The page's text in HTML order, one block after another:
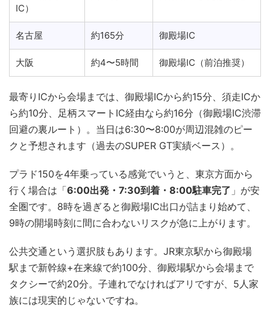
IC）
名古屋 約165分 御殿場IC
大阪 約4〜5時間 御殿場IC（前泊推奨）
最寄りICから会場までは、御殿場ICから約15分、須走ICか
ら約10分、足柄スマートIC経由なら約16分（御殿場IC渋滞
回避の裏ルート）。当日は6:30〜8:00が周辺混雑のピー
クと予想されます（過去のSUPER GT実績ベース）。
プラド150を4年乗っている感覚でいうと、東京方面から
行く場合は「6:00出発・7:30到着・8:00駐車完了 」が安
全圏です。8時を過ぎると御殿場IC出口が詰まり始めて、
9時の開場時刻に間に合わないリスクが急に上がります。
公共交通という選択肢もあります。JR東京駅から御殿場
駅まで新幹線+在来線で約100分、御殿場駅から会場まで
タクシーで約20分。子連れでなければアリですが、5人家
族には現実的じゃないですね。